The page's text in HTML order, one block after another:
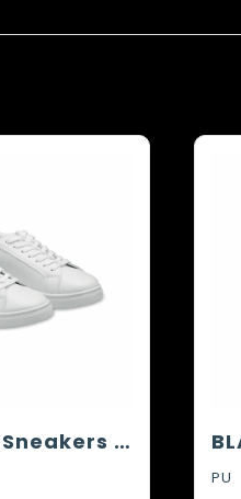
BLANCOS - Sneakers in PU maat 38
PU